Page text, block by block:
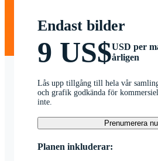
Endast bilder
9 US$USD per
årligen
Lås upp tillgång till hela vår
och grafik godkända för
inte.
Prenumerera nu
Planen inkluderar: